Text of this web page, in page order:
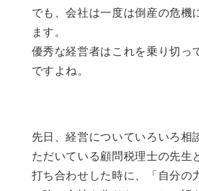
でも、会社は一度は倒産の危機
ます。
優秀な経営者はこれを乗り切っ
ですよね。
先日、経営についていろいろ相
ただいている顧問税理士の先生
打ち合わせした時に、「自分の